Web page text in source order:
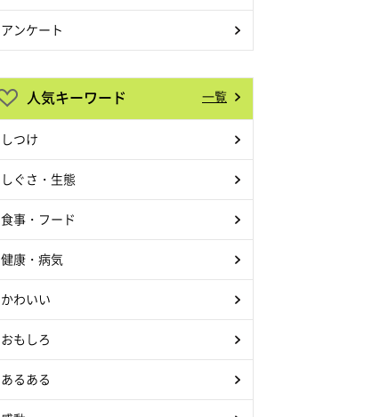
この投稿をInstagramで見る
アンケート
人気キーワード 一覧
しつけ
しぐさ・生態
食事・フード
健康・病気
かわいい
おもしろ
あるある